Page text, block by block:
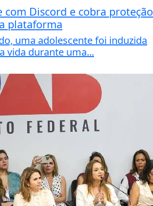
com Discord e cobra proteção
plataforma
uma adolescente foi induzida
vida durante uma...